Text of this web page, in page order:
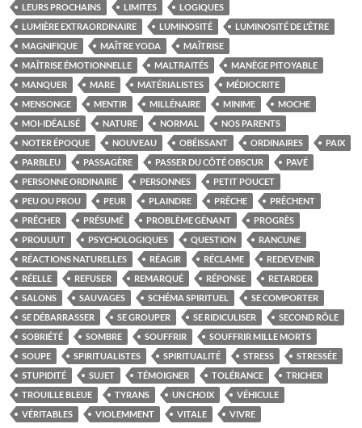
LEURS PROCHAINS
LIMITES
LOGIQUES
LUMIÈRE EXTRAORDINAIRE
LUMINOSITÉ
LUMINOSITÉ DE L’ÊTRE
MAGNIFIQUE
MAÎTRE YODA
MAÎTRISE
MAÎTRISE ÉMOTIONNELLE
MALTRAITÉS
MANÈGE PITOYABLE
MANQUER
MARE MATÉRIALISTES
MÉDIOCRITE
MENSONGE
MENTIR MILLÉNAIRE MINIME
MOCHE
MOI-IDÉALISÉ
NATURE NORMAL
NOS PARENTS
NOTER ÉPOQUE
NOUVEAU OBÉISSANT ORDINAIRES
PAIX
PARBLEU
PASSAGÈRE PASSER DU CÔTÉ OBSCUR
PAVÉ
PERSONNE ORDINAIRE
PERSONNES
PETIT POUCET
PEU OU PROU
PEUR PLAINDRE PRÊCHE
PRÊCHENT
PRÊCHER
PRÉSUMÉ PROBLÈME GÉNANT
PROGRÈS
PROUUUT
PSYCHOLOGIQUES QUESTION
RANCUNE
RÉACTIONS NATURELLES
RÉAGIR RÉCLAME
REDEVENIR
RÉELLE
REFUSER REMARQUÉ RÉPONSE
RETARDER
SALONS
SAUVAGES SCHÉMA SPIRITUEL
SE COMPORTER
SE DÉBARRASSER
SE GROUPER SE RIDICULISER
SECOND RÔLE
SOBRIÉTÉ
SOMBRE SOUFFRIR
SOUFFRIR MILLE MORTS
SOUPE
SPIRITUALISTES SPIRITUALITÉ STRESS
STRESSÉE
STUPIDITÉ
SUJET TÉMOIGNER TOLÉRANCE
TRICHER
TROUILLE BLEUE
TYRANS UN CHOIX
VÉHICULE
VÉRITABLES
VIOLEMMENT VITALE VIVRE